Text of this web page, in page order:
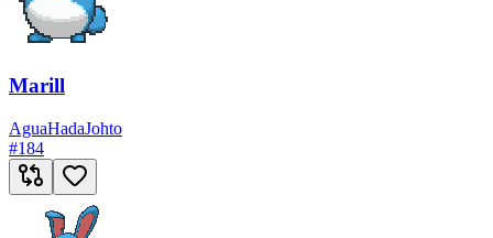
Marill
AguaHadaJohto
#184